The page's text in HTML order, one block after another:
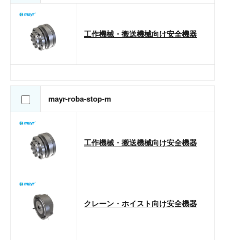
工作機械・搬送機械向け安全機器
mayr-roba-stop-m
工作機械・搬送機械向け安全機器
クレーン・ホイスト向け安全機器